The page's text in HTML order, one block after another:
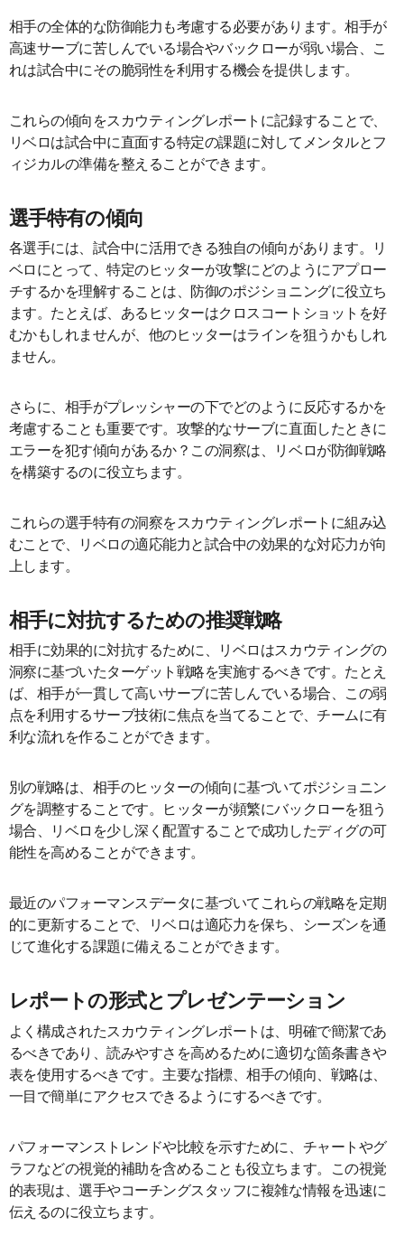
相手の全体的な防御能力も考慮する必要があります。相手が
高速サーブに苦しんでいる場合やバックローが弱い場合、こ
れは試合中にその脆弱性を利用する機会を提供します。
これらの傾向をスカウティングレポートに記録することで、
リベロは試合中に直面する特定の課題に対してメンタルとフ
ィジカルの準備を整えることができます。
選手特有の傾向
各選手には、試合中に活用できる独自の傾向があります。リ
ベロにとって、特定のヒッターが攻撃にどのようにアプロー
チするかを理解することは、防御のポジショニングに役立ち
ます。たとえば、あるヒッターはクロスコートショットを好
むかもしれませんが、他のヒッターはラインを狙うかもしれ
ません。
さらに、相手がプレッシャーの下でどのように反応するかを
考慮することも重要です。攻撃的なサーブに直面したときに
エラーを犯す傾向があるか？この洞察は、リベロが防御戦略
を構築するのに役立ちます。
これらの選手特有の洞察をスカウティングレポートに組み込
むことで、リベロの適応能力と試合中の効果的な対応力が向
上します。
相手に対抗するための推奨戦略
相手に効果的に対抗するために、リベロはスカウティングの
洞察に基づいたターゲット戦略を実施するべきです。たとえ
ば、相手が一貫して高いサーブに苦しんでいる場合、この弱
点を利用するサーブ技術に焦点を当てることで、チームに有
利な流れを作ることができます。
別の戦略は、相手のヒッターの傾向に基づいてポジショニン
グを調整することです。ヒッターが頻繁にバックローを狙う
場合、リベロを少し深く配置することで成功したディグの可
能性を高めることができます。
最近のパフォーマンスデータに基づいてこれらの戦略を定期
的に更新することで、リベロは適応力を保ち、シーズンを通
じて進化する課題に備えることができます。
レポートの形式とプレゼンテーション
よく構成されたスカウティングレポートは、明確で簡潔であ
るべきであり、読みやすさを高めるために適切な箇条書きや
表を使用するべきです。主要な指標、相手の傾向、戦略は、
一目で簡単にアクセスできるようにするべきです。
パフォーマンストレンドや比較を示すために、チャートやグ
ラフなどの視覚的補助を含めることも役立ちます。この視覚
的表現は、選手やコーチングスタッフに複雑な情報を迅速に
伝えるのに役立ちます。